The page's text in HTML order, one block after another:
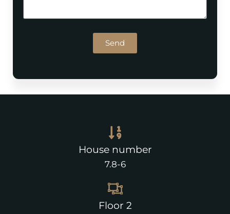
Send
House number
7.8-6
Floor 2